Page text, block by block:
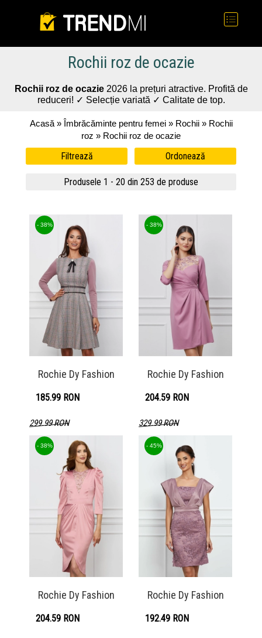
Rochii roz de ocazie
Rochii roz de ocazie2026 la prețuri atractive. Profită de
reduceri! ✓ Selecție variată ✓ Calitate de top.
Acasă» Îmbrăcăminte pentru femei» Rochii» Rochii
roz » Rochii roz de ocazie
Filtrează Ordonează
Produsele 1 - 20 din 253 de produse
Rochie Dy Fashion
- 38%
185.99 RON
299.99 RON
Detaliu produs
Rochie Dy Fashion
- 38%
204.59 RON
329.99 RON
Detaliu produs
Rochie Dy Fashion
- 38%
204.59 RON
Rochie Dy Fashion
- 45%
192.49 RON